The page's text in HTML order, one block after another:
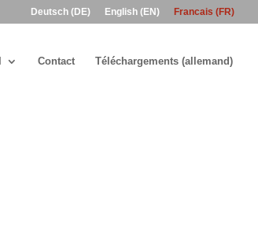
Deutsch (DE) English (EN) Francais (FR)
Contact Téléchargements (allemand)